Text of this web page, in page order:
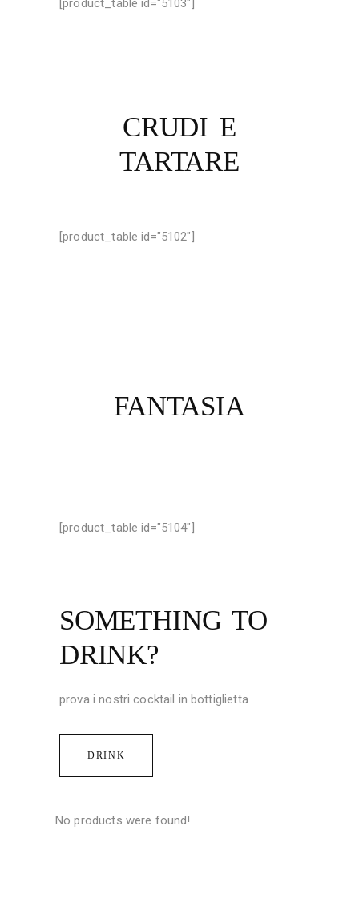
CRUDI E
TARTARE
[product_table id="5102"]
FANTASIA
[product_table id="5104"]
SOMETHING TO
DRINK?
prova i nostri cocktail in bottiglietta
DRINK
No products were found!